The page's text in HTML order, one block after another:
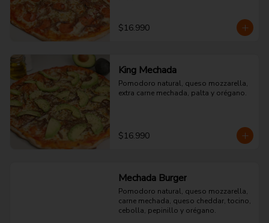
$16.990
King Mechada
Pomodoro natural, queso mozzarella,
extra carne mechada, palta y orégano.
$16.990
Mechada Burger
Pomodoro natural, queso mozzarella,
carne mechada, queso cheddar, tocino,
cebolla, pepinillo y orégano.